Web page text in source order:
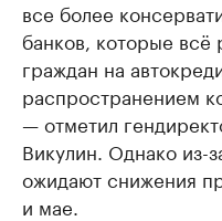
все более
банков, которые всё
граждан на
распространением
— отметил
Викулин. Однако из-
ожидают снижения
и мае.